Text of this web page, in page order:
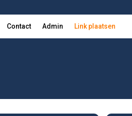
Contact Admin Link plaatsen